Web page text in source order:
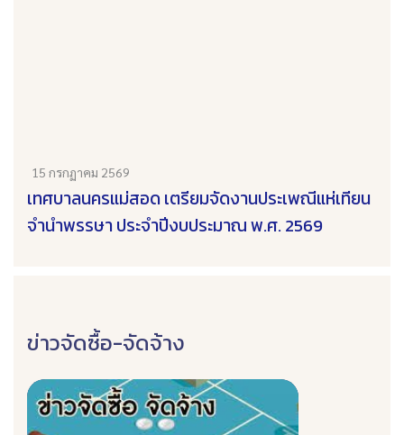
15 กรกฏาคม 2569
เทศบาลนครแม่สอด เตรียมจัดงานประเพณีแห่เทียน
จำนำพรรษา ประจำปีงบประมาณ พ.ศ. 2569
ข่าวจัดซื้อ-จัดจ้าง